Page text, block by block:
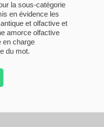
la sous-catégorie
en évidence les
et olfactive et
amorce olfactive
en charge
du mot.